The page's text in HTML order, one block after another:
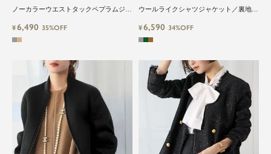
ノーカラーウエストタックペプラムジャ
¥6,490 35%OFF
ウールライクシャツジャケット／裏地配
ート
¥6,590 34%OFF